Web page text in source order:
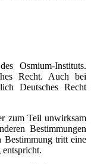
Osmium-Instituts.
Recht. Auch bei
Deutsches Recht
zum Teil unwirksam
Bestimmungen
Bestimmung tritt eine